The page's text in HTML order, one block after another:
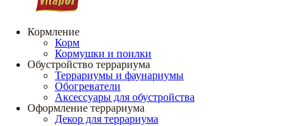
Кормление
Корм
Кормушки и поилки
Обустройство террариума
Террариумы и фаунариумы
Обогреватели
Аксессуары для обустройства
Оформление террариума
Декор для террариума